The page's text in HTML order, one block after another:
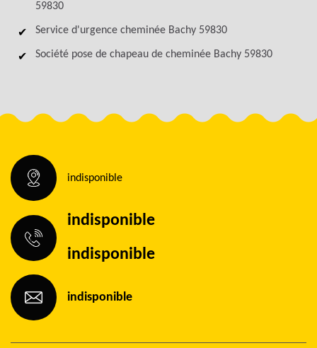
59830
Service d'urgence cheminée Bachy 59830
Société pose de chapeau de cheminée Bachy 59830
indisponible
indisponible
indisponible
indisponible